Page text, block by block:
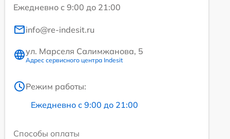
Ежедневно с 9:00 до 21:00
info@re-indesit.ru
ул. Марселя Салимжанова, 5
Адрес сервисного центра Indesit
Режим работы:
Ежедневно с 9:00 до 21:00
Способы оплаты